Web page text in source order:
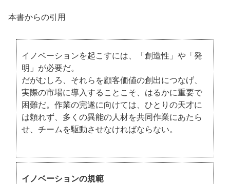
本書からの引用
イノベーションを起こすには、「創造性」や「発
明」が必要だ。
だがむしろ、それらを顧客価値の創出につなげ、
実際の市場に導入することこそ、はるかに重要で
困難だ。作業の完遂に向けては、ひとりの天才に
は頼れず、多くの異能の人材を共同作業にあたら
せ、チームを駆動させなければならない。
イノベーションの規範